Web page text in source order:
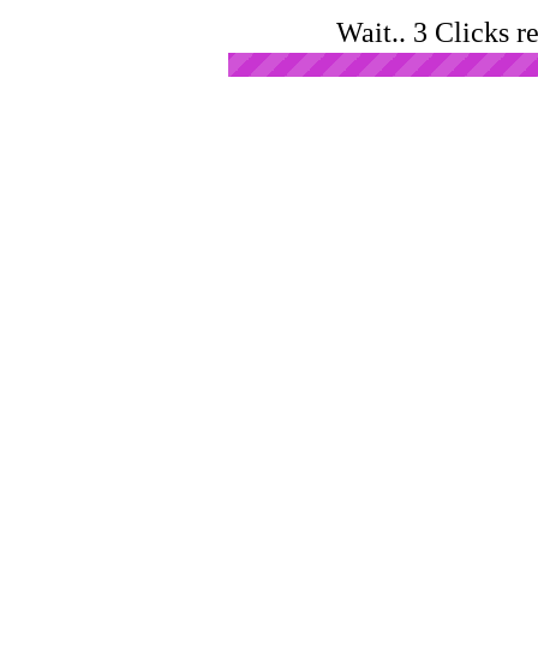
Wait.. 3 Clicks